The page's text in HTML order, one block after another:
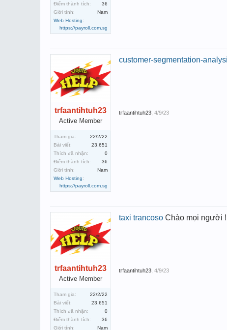
Điểm thành tích:
36
Giới tính:
Nam
Web Hosting:
https://payroll.com.sg
trfaantihtuh23
Active Member
Tham gia:
22/2/22
Bài viết:
23,651
Thích đã nhận:
0
Điểm thành tích:
36
Giới tính:
Nam
Web Hosting:
https://payroll.com.sg
customer-segmentation-
trfaantihtuh23 4/9/23
trfaantihtuh23
Active Member
Tham gia:
22/2/22
Bài viết:
23,651
Thích đã nhận:
0
Điểm thành tích:
36
Giới tính:
Nam
taxi trancoso Chào mọi người
trfaantihtuh23 4/9/23